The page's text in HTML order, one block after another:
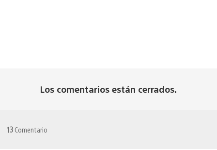
Los comentarios están cerrados.
13 Comentario